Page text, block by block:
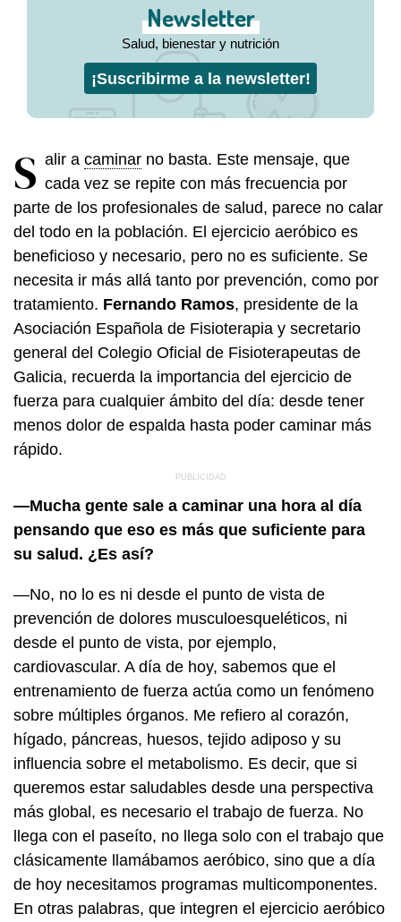
Newsletter
Salud, bienestar y nutrición
¡Suscribirme a la newsletter!
S alir a caminar no basta. Este mensaje, que
cada vez se repite con más frecuencia por
parte de los profesionales de salud, parece no calar
del todo en la población. El ejercicio aeróbico es
beneficioso y necesario, pero no es suficiente. Se
necesita ir más allá tanto por prevención, como por
tratamiento. Fernando Ramos, presidente de la
Asociación Española de Fisioterapia y secretario
general del Colegio Oficial de Fisioterapeutas de
Galicia, recuerda la importancia del ejercicio de
fuerza para cualquier ámbito del día: desde tener
menos dolor de espalda hasta poder caminar más
rápido.
—Mucha gente sale a caminar una hora al día
pensando que eso es más que suficiente para
su salud. ¿Es así?
—No, no lo es ni desde el punto de vista de
prevención de dolores musculoesqueléticos, ni
desde el punto de vista, por ejemplo,
cardiovascular. A día de hoy, sabemos que el
entrenamiento de fuerza actúa como un fenómeno
sobre múltiples órganos. Me refiero al corazón,
hígado, páncreas, huesos, tejido adiposo y su
influencia sobre el metabolismo. Es decir, que si
queremos estar saludables desde una perspectiva
más global, es necesario el trabajo de fuerza. No
llega con el paseíto, no llega solo con el trabajo que
clásicamente llamábamos aeróbico, sino que a día
de hoy necesitamos programas multicomponentes.
En otras palabras, que integren el ejercicio aeróbico